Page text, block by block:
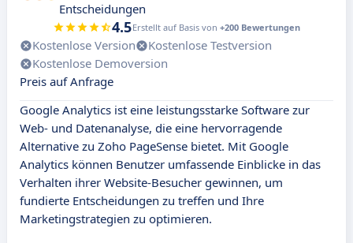
Entscheidungen
4.5Erstellt auf Basis von +200 Bewertungen
Kostenlose Version
Kostenlose Testversion
Kostenlose Demoversion
Preis auf Anfrage
Google Analytics ist eine leistungsstarke Software zur
Web- und Datenanalyse, die eine hervorragende
Alternative zu Zoho PageSense bietet. Mit Google
Analytics können Benutzer umfassende Einblicke in das
Verhalten ihrer Website-Besucher gewinnen, um
fundierte Entscheidungen zu treffen und Ihre
Marketingstrategien zu optimieren.